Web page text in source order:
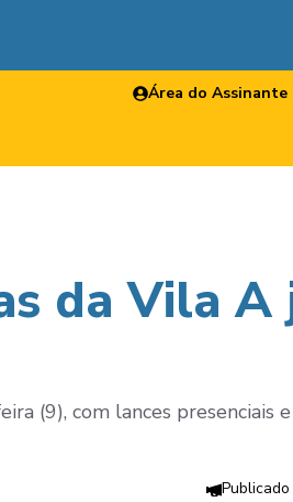
Área do Assinante
da Vila A
(9), com lances presenciais